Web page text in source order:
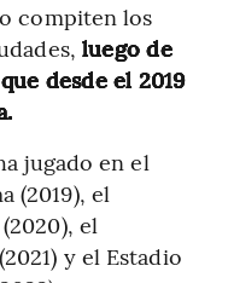
compiten los
luego de
desde el 2019
jugado en el
(2019), el
el
y el Estadio